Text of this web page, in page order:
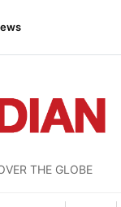
THE GLOBE